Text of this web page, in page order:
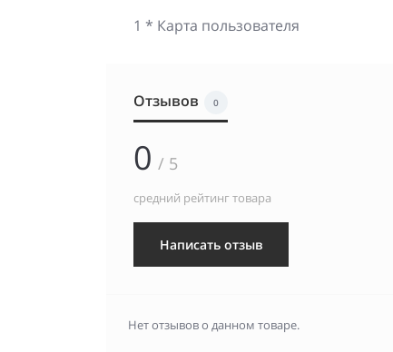
1 * Карта пользователя
Отзывов 0
0 / 5
средний рейтинг товара
Написать отзыв
Нет отзывов о данном товаре.